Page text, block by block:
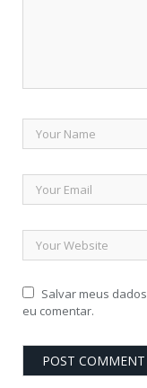
Salvar meus
eu comentar.